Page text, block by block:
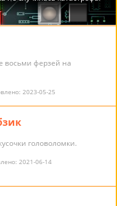
восьми ферзей на
2023-05-25
головоломки.
2021-06-14